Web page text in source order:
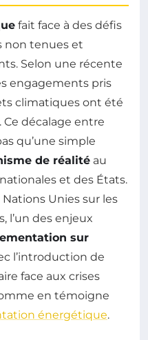
fait face à des défis
non tenues et
Selon une récente
engagements pris
climatiques ont été
décalage entre
qu’une simple
de réalité au
et des États.
Unies sur les
l’un des enjeux
sur
l’introduction de
face aux crises
en témoigne
énergétique.